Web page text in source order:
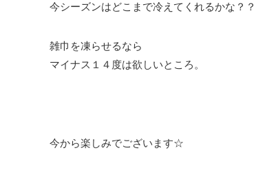
今シーズンはどこまで冷えてくれるかな？？
雑巾を凍らせるなら
マイナス１４度は欲しいところ。
今から楽しみでございます☆